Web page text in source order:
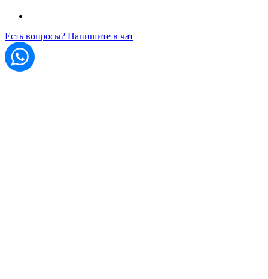
Есть вопросы? Напишите в чат